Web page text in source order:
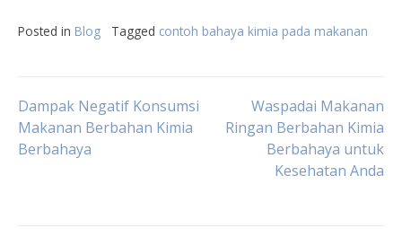
Posted in Blog Tagged contoh bahaya kimia pada makanan
Post
navigation
Dampak Negatif Konsumsi
Makanan Berbahan Kimia
Berbahaya
Waspadai Makanan
Ringan Berbahan Kimia
Berbahaya untuk
Kesehatan Anda